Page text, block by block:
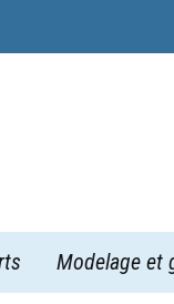
Modelage et